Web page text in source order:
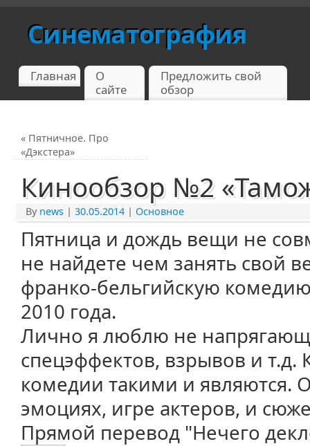
Синематография
Главная
О
сайте
Предложить свой
обзор
« Пятничное. Про
«Дэкстера»
Кинообзор №2
By news | 30.05.2014 | Основное
Пятница и дождь вещи не
не найдете чем занять свой
франко-бельгийскую
2010 года.
Лично я люблю не
спецэффектов, взрывов и т.д.
комедии такими и являются.
эмоциях, игре актеров, и
Прямой перевод "Нечего